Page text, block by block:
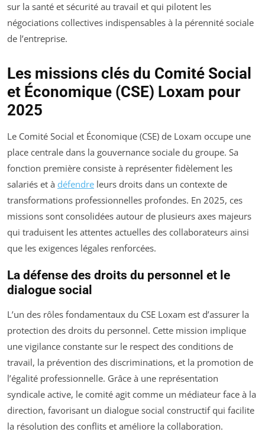
sur la santé et sécurité au travail et qui pilotent les
négociations collectives indispensables à la pérennité sociale
de l’entreprise.
Les missions clés du Comité Social
et Économique (CSE) Loxam pour
2025
Le Comité Social et Économique (CSE) de Loxam occupe une
place centrale dans la gouvernance sociale du groupe. Sa
fonction première consiste à représenter fidèlement les
salariés et à défendre leurs droits dans un contexte de
transformations professionnelles profondes. En 2025, ces
missions sont consolidées autour de plusieurs axes majeurs
qui traduisent les attentes actuelles des collaborateurs ainsi
que les exigences légales renforcées.
La défense des droits du personnel et le
dialogue social
L’un des rôles fondamentaux du CSE Loxam est d’assurer la
protection des droits du personnel. Cette mission implique
une vigilance constante sur le respect des conditions de
travail, la prévention des discriminations, et la promotion de
l’égalité professionnelle. Grâce à une représentation
syndicale active, le comité agit comme un médiateur face à la
direction, favorisant un dialogue social constructif qui facilite
la résolution des conflits et améliore la collaboration.